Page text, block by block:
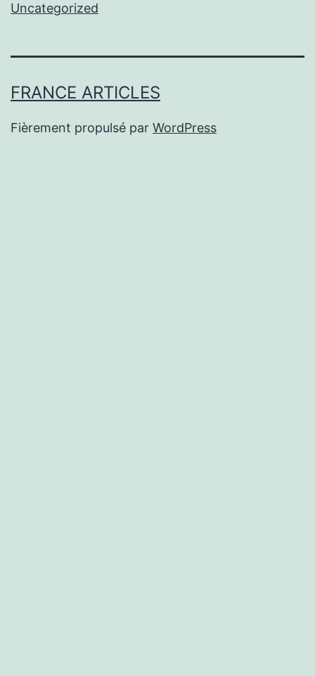
Uncategorized
FRANCE ARTICLES
Fièrement propulsé par WordPress